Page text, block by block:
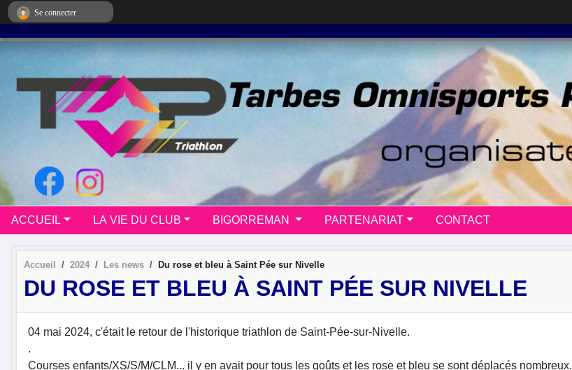
ACCUEIL LA VIE DU CLUB BIGORREMAN PARTENARIAT CONTACT
Accueil 2024 Les news Du rose et bleu à Saint Pée sur Nivelle
DU ROSE ET BLEU À SAINT PÉE SUR NIVELLE
04 mai 2024, c'était le retour de l'historique triathlon de Saint-Pée-sur-Nivelle.
.
Courses enfants/XS/S/M/CLM... il y en avait pour tous les goûts et les rose et bleu se sont déplacés nombreux.
Se connecter
Panneau de gestion des cookies